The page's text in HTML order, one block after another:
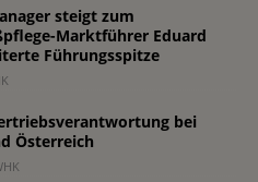
steigt zum
Marktführer Eduard
Führungsspitze
bei
Österreich